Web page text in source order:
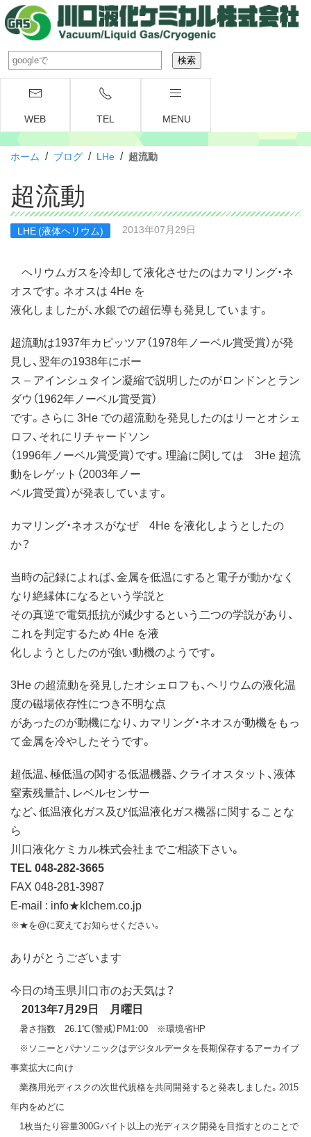
WEB TEL MENU
ホーム / ブログ / LHe / 超流動
超流動
LHE (液体ヘリウム) 2013年07月29日
ヘリウムガスを冷却して液化させたのはカマリング・ネ
オスです。ネオスは 4He を
液化しましたが、水銀での超伝導も発見しています。
超流動は1937年カピッツア（1978年ノーベル賞受賞）が発
見し、翌年の1938年にボー
ス – アインシュタイン凝縮で説明したのがロンドンとラン
ダウ（1962年ノーベル賞受賞）
です。さらに 3He での超流動を発見したのはリーとオシェ
ロフ、それにリチャードソン
（1996年ノーベル賞受賞）です。理論に関しては 3He 超流
動をレゲット（2003年ノー
ベル賞受賞）が発表しています。
カマリング・ネオスがなぜ 4He を液化しようとしたの
か？
当時の記録によれば、金属を低温にすると電子が動かなく
なり絶縁体になるという学説と
その真逆で電気抵抗が減少するという二つの学説があり、
これを判定するため 4He を液
化しようとしたのが強い動機のようです。
3He の超流動を発見したオシェロフも、ヘリウムの液化温
度の磁場依存性につき不明な点
があったのが動機になり、カマリング・ネオスが動機をもっ
て金属を冷やしたそうです。
超低温、極低温の関する低温機器、クライオスタット、液体
窒素残量計、レベルセンサー
など、低温液化ガス及び低温液化ガス機器に関することな
ら
川口液化ケミカル株式会社までご相談下さい。
TEL 048-282-3665
FAX 048-281-3987
E-mail : info★klchem.co.jp
※★を@に変えてお知らせください。
ありがとうございます
今日の埼玉県川口市のお天気は？
2013年7月29日 月曜日
暑さ指数 26.1℃（警戒）PM1:00 ※環境省HP
※ソニーとパナソニックはデジタルデータを長期保存するアーカイブ
事業拡大に向け
業務用光ディスクの次世代規格を共同開発すると発表しました。2015
年内をめどに
1枚当たり容量300Gバイト以上の光ディスク開発を目指すとのことで